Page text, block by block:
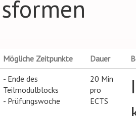
Mögliche Zeitpunkte Dauer
- Ende des
Teilmodulblocks
- Prüfungswoche
20 Min
pro
ECTS